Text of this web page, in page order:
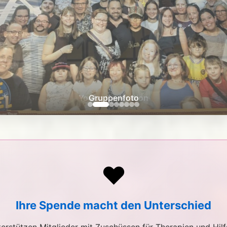
Gruppenfoto
❤️
Ihre Spende macht den Unterschied